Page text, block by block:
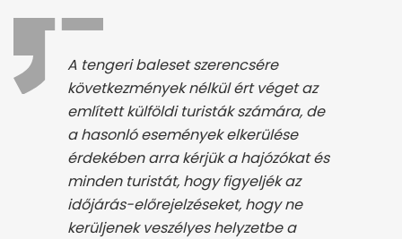
A tengeri baleset szerencsére
következmények nélkül ért véget az
említett külföldi turisták számára, de
a hasonló események elkerülése
érdekében arra kérjük a hajózókat és
minden turistát, hogy figyeljék az
időjárás-előrejelzéseket, hogy ne
kerüljenek veszélyes helyzetbe a